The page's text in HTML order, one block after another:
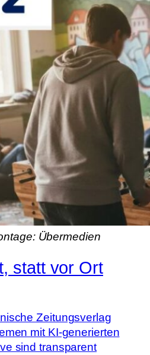
Übermedien
statt vor Ort
Zeitungsverlag
mit KI-generierten
sind transparent